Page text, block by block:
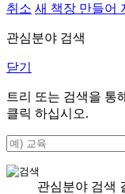
취소 새 책장 만들어
관심분야 검색
닫기
트리 또는 검색을 통
클릭 하십시오.
관심분야 검색